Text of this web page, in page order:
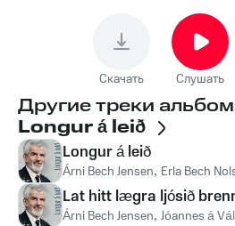
Скачать Слушать
Другие треки
Longur á leið
Longur á leið
Árni Bech Jensen, Erla Bech
Lat hitt lægra ljósið
Árni Bech Jensen, Jóannes á